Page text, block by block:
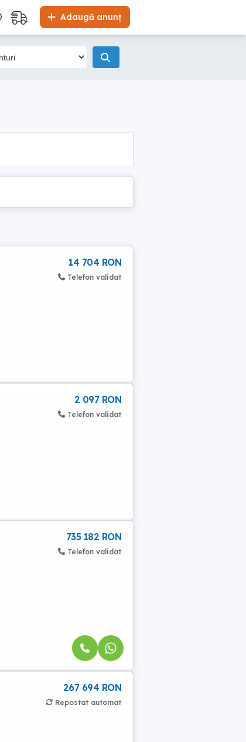
Adaugă anunț
14 704 RON
Telefon validat
2 097 RON
Telefon validat
735 182 RON
Telefon validat
267 694 RON
Repostat automat